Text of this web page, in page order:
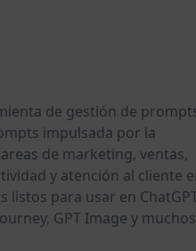
de gestión de
impulsada por la
de marketing, ventas,
y atención al cliente
para usar en
GPT Image y muchos